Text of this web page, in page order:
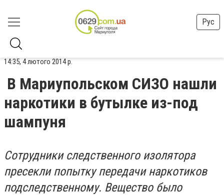
Рус
14:35, 4 лютого 2014 р.
В Мариупольском СИЗО нашли
наркотики в бутылке из-под
шампуня
Сотрудники следственного изолятора
пресекли попытку передачи наркотиков
подследственному. Вещество было